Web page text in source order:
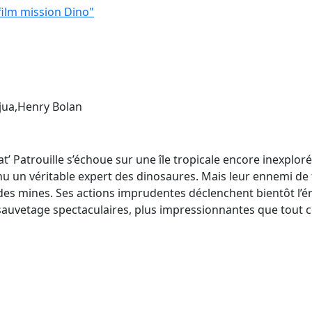
mission Dino"
Bolan
Patrouille s’échoue sur une île tropicale encore
un véritable expert des dinosaures. Mais leur ennemi
mines. Ses actions imprudentes déclenchent bientôt
spectaculaires, plus impressionnantes que tout